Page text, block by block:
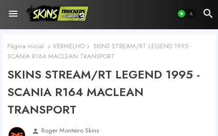
Página inicial VERMELHO
SKINS STREAM/RT LEGEND 1995 -
SCANIA R164 MACLEAN TRANSPORT
SKINS STREAM/RT LEGEND 1995 -
SCANIA R164 MACLEAN
TRANSPORT
person Roger Monteiro Skins